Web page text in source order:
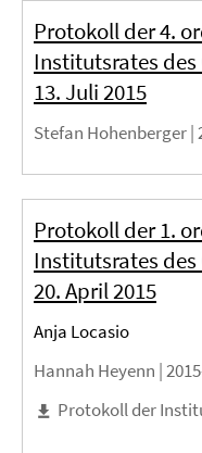
Protokoll der 4.
Institutsrates
13. Juli 2015
Stefan Hohenberger |
Protokoll der 1.
Institutsrates
20. April 2015
Anja Locasio
Hannah Heyenn |
Protokoll der